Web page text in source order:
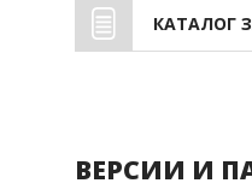
КАТАЛОГ
ВЕРСИИ И